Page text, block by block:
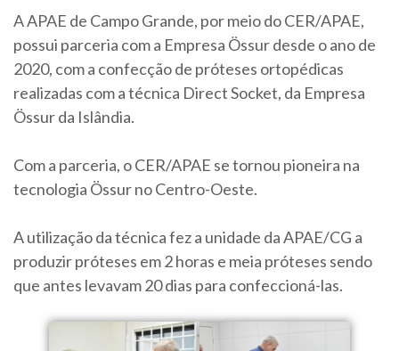
A APAE de Campo Grande, por meio do CER/APAE,
possui parceria com a Empresa Össur desde o ano de
2020, com a confecção de próteses ortopédicas
realizadas com a técnica Direct Socket, da Empresa
Össur da Islândia.
Com a parceria, o CER/APAE se tornou pioneira na
tecnologia Össur no Centro-Oeste.
A utilização da técnica fez a unidade da APAE/CG a
produzir próteses em 2 horas e meia próteses sendo
que antes levavam 20 dias para confeccioná-las.